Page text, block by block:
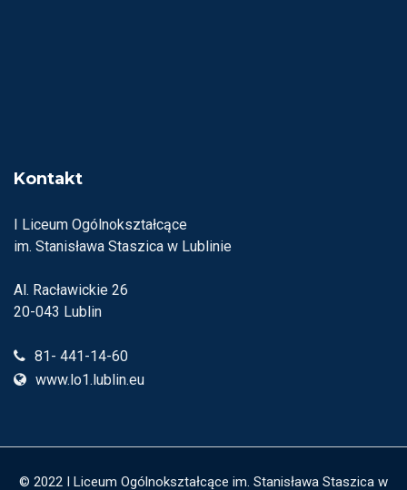
Kontakt
I Liceum Ogólnokształcące
im. Stanisława Staszica w Lublinie
Al. Racławickie 26
20-043 Lublin
81- 441-14-60
www.lo1.lublin.eu
© 2022 I Liceum Ogólnokształcące im. Stanisława Staszica w